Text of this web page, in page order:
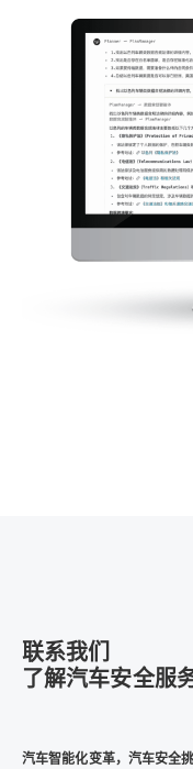
联系我们
了解汽车安全服
汽车智能化变革，汽车安全